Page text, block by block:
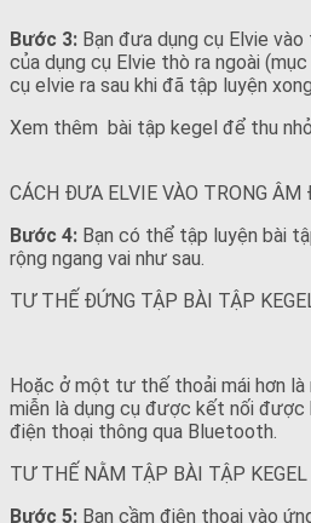
Bước 3: Bạn đưa dụng cụ Elvie
của dụng cụ Elvie thò ra ngoài
cụ elvie ra sau khi đã tập luyện
Xem thêm bài tập kegel để thu
CÁCH ĐƯA ELVIE VÀO TRONG ÂM
Bước 4: Bạn có thể tập luyện bài
rộng ngang vai như sau.
TƯ THẾ ĐỨNG TẬP BÀI TẬP
Hoặc ở một tư thế thoải mái hơn là
miễn là dụng cụ được kết nối được
điện thoại thông qua Bluetooth.
TƯ THẾ NẰM TẬP BÀI TẬP
Bước 5: Bạn cầm điện thoại vào